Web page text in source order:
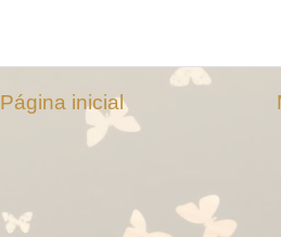
Página inicial